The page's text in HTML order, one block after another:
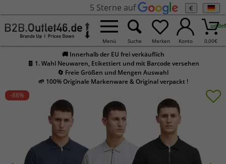
5 Sterne auf €
Menü Suche Merken Konto 0,00€
🚚 Innerhalb der EU frei verkäuflich
🧾 1. Wahl Neuwaren, Etikettiert und mit Barcode versehen
🔄 Freie Größen und Mengen Auswahl
🌱 100% Originale Markenware & Original verpackt !
-88%